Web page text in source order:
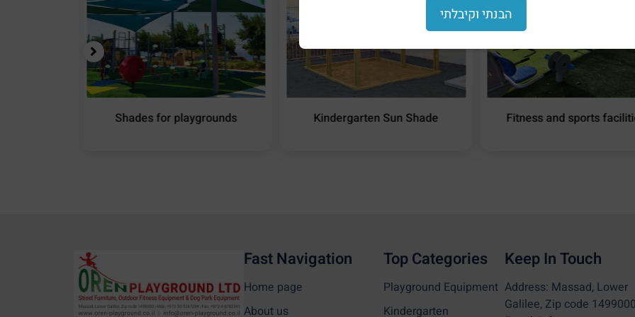
Shades for playgrounds Kindergarten Sun Shade Fitness and sports
Fast Navigation
Home page
About us
Top Categories
Playground Equipment
Kindergarten
Keep In Touch
Address: Massad, Lower
Galilee, Zip code 1499000
הבנתי וקיבלתי